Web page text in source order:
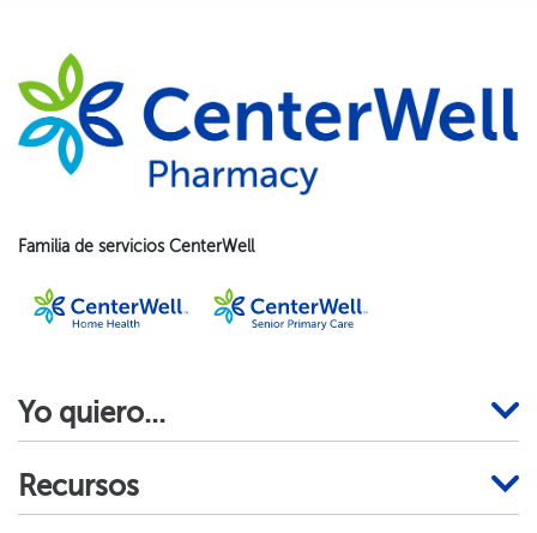
Familia de servicios CenterWell​​
Yo quiero...​​
Recursos​​